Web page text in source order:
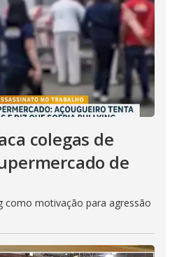
colegas de
de
como motivação para agressão